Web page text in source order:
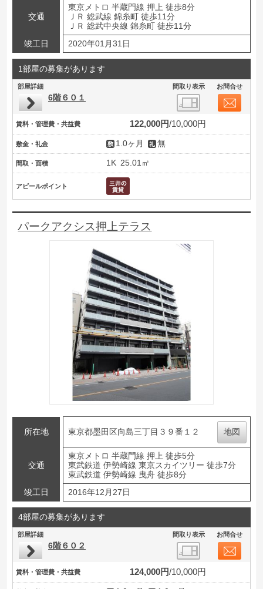
交通
東京メトロ 半蔵門線 押上 徒歩8分
ＪＲ 総武線 錦糸町 徒歩11分
ＪＲ 総武中央線 錦糸町 徒歩11分
竣工日
2020年01月31日
1部屋の募集があります
部屋詳細 間取り表示 お問合せ
6階６０１
賃料・管理費・共益費 122,000円 10,000円
敷金・礼金 1.0ヶ月 無
間取・面積 1K 25.01㎡
アピールポイント
パークアクシス押上テラス
所在地 東京都墨田区向島三丁目３９番１２ 地図
交通
東京メトロ 半蔵門線 押上 徒歩5分
東武鉄道 伊勢崎線 東京スカイツリー 徒歩7分
東武鉄道 伊勢崎線 曳舟 徒歩8分
竣工日
2016年12月27日
4部屋の募集があります
部屋詳細 間取り表示 お問合せ
6階６０２
賃料・管理費・共益費 124,000円 10,000円